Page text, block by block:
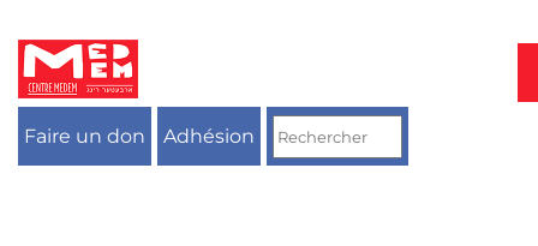
contenu
Faire un don Adhésion